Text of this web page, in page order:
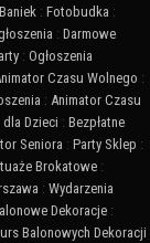
: Fotobudka :
: Darmowe
: Ogłoszenia
Czasu Wolnego :
: Animator Czasu
Dzieci : Bezpłatne
Seniora : Party Sklep :
Brokatowe :
: Wydarzenia
Dekoracje :
Balonowych Dekoracji